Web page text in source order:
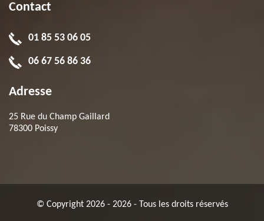
Contact
01 85 53 06 05
06 67 56 86 36
Adresse
25 Rue du Champ Gaillard
78300 Poissy
© Copyright 2026 - 2026 - Tous les droits réservés